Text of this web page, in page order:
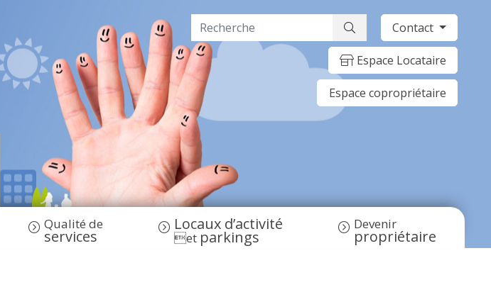
Contact
Espace Locataire
Espace copropriétaire
Qualité de
services
Locaux d’activité
et parkings
Devenir
propriétaire